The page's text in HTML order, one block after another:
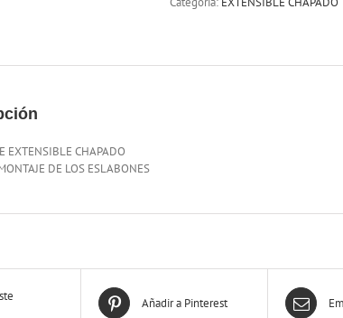
EXTENSIBLE CHAPADO
DE LOS ESLABONES
Añadir a Pinterest